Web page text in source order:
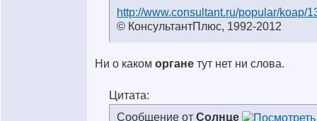
http://www.consultant.ru/popular/koap/
© КонсультантПлюс, 1992-2012
Ни о каком органе тут нет ни слова.
Цитата:
Сообщение от Солнце